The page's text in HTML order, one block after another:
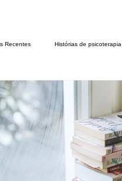
Recentes Histórias de psicoterapia